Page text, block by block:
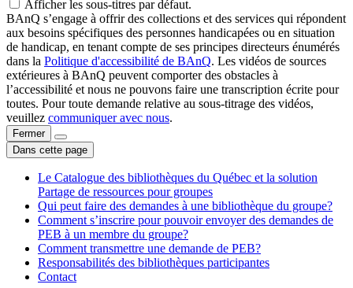
Afficher les sous-titres par défaut.
BAnQ s’engage à offrir des collections et des services qui répondent
aux besoins spécifiques des personnes handicapées ou en situation
de handicap, en tenant compte de ses principes directeurs énumérés
dans la Politique d'accessibilité de BAnQ. Les vidéos de sources
extérieures à BAnQ peuvent comporter des obstacles à
l’accessibilité et nous ne pouvons faire une transcription écrite pour
toutes. Pour toute demande relative au sous-titrage des vidéos,
veuillez communiquer avec nous.
Fermer
Dans cette page
Le Catalogue des bibliothèques du Québec et la solution
Partage de ressources pour groupes
Qui peut faire des demandes à une bibliothèque du groupe?
Comment s’inscrire pour pouvoir envoyer des demandes de
PEB à un membre du groupe?
Comment transmettre une demande de PEB?
Responsabilités des bibliothèques participantes
Contact